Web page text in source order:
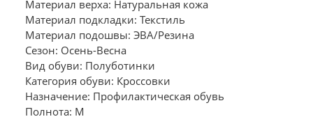
Материал верха: Натуральная кожа
Материал подкладки: Текстиль
Материал подошвы: ЭВА/Резина
Сезон: Осень-Весна
Вид обуви: Полуботинки
Категория обуви: Кроссовки
Назначение: Профилактическая обувь
Полнота: M